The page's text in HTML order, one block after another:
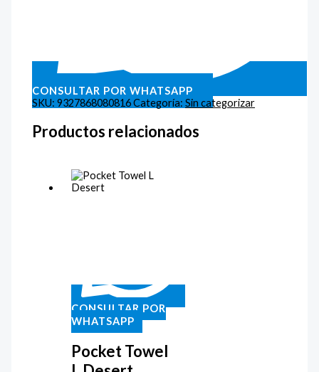
CONSULTAR POR WHATSAPP
SKU:9327868080816Categoría:Sin categorizar
Productos relacionados
CONSULTAR POR
WHATSAPP
Pocket Towel